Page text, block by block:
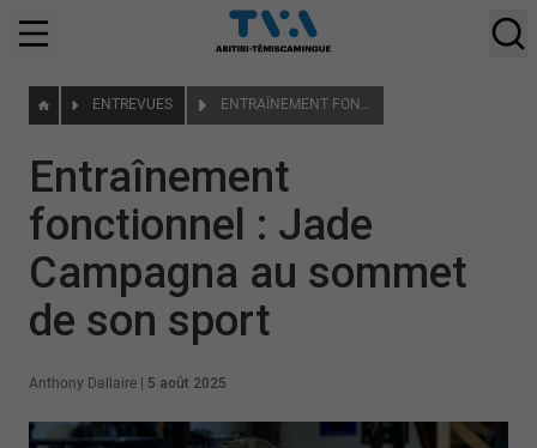
ENTREVUES ENTRAÎNEMENT FONCTIONNEL : JADE CAMPAGNA AU SOMMET DE SON SPORT
Entraînement
fonctionnel : Jade
Campagna au sommet
de son sport
Anthony Dallaire 5 août 2025